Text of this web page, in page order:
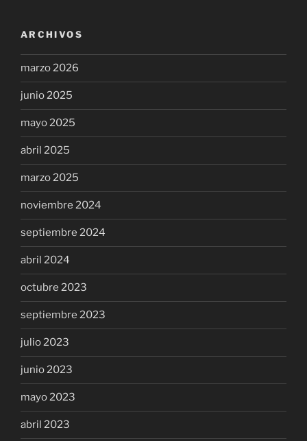
ARCHIVOS
marzo 2026
junio 2025
mayo 2025
abril 2025
marzo 2025
noviembre 2024
septiembre 2024
abril 2024
octubre 2023
septiembre 2023
julio 2023
junio 2023
mayo 2023
abril 2023